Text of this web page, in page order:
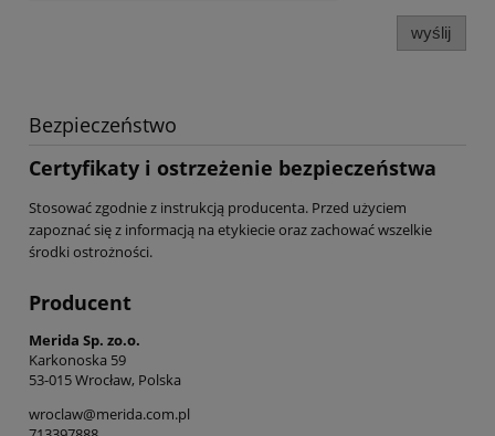
wyślij
Bezpieczeństwo
Certyfikaty i ostrzeżenie bezpieczeństwa
Stosować zgodnie z instrukcją producenta. Przed użyciem
zapoznać się z informacją na etykiecie oraz zachować wszelkie
środki ostrożności.
Producent
Merida Sp. zo.o.
Karkonoska 59
53-015 Wrocław, Polska
wroclaw@merida.com.pl